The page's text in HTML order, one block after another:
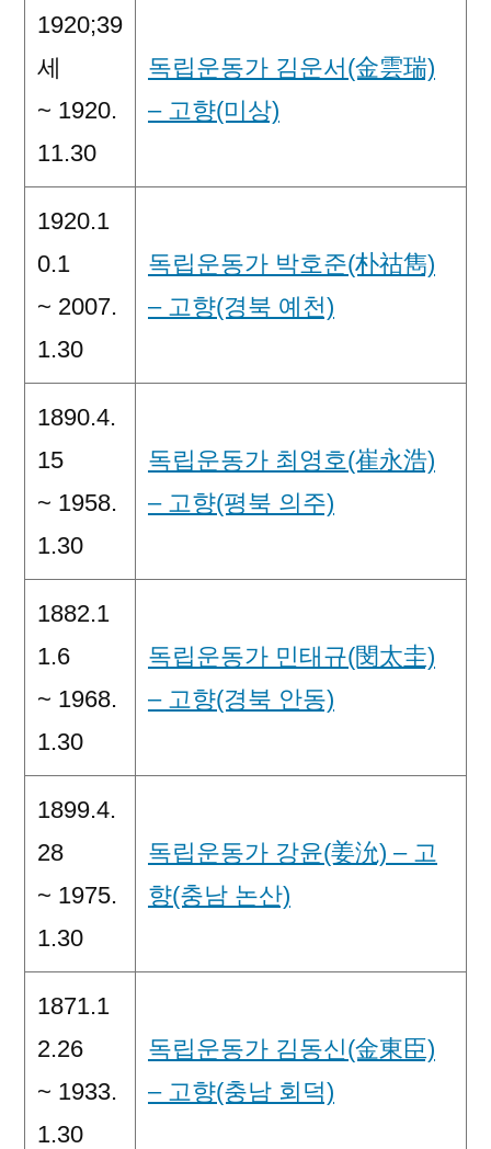
1920;39
세
~ 1920.
11.30
독립운동가 김운서(金雲瑞)
– 고향(미상)
1920.1
0.1
~ 2007.
1.30
독립운동가 박호준(朴祜雋)
– 고향(경북 예천)
1890.4.
15
~ 1958.
1.30
독립운동가 최영호(崔永浩)
– 고향(평북 의주)
1882.1
1.6
~ 1968.
1.30
독립운동가 민태규(閔太圭)
– 고향(경북 안동)
1899.4.
28
~ 1975.
1.30
독립운동가 강윤(姜沇) – 고
향(충남 논산)
1871.1
2.26
~ 1933.
1.30
독립운동가 김동신(金東臣)
– 고향(충남 회덕)